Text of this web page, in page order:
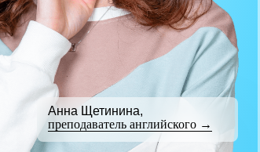
Анна Щетинина,
преподаватель английского →